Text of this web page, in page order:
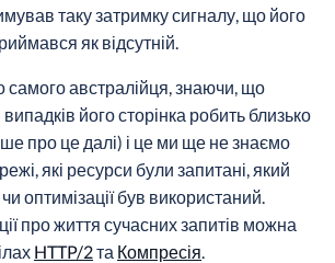
таку затримку сигналу, що його
як відсутній.
самого австралійця, знаючи, що
його сторінка робить близько
про це далі) і це ми ще не знаємо
які ресурси були запитані, який
оптимізації був використаний.
про життя сучасних запитів можна
HTTP/2та Компресія